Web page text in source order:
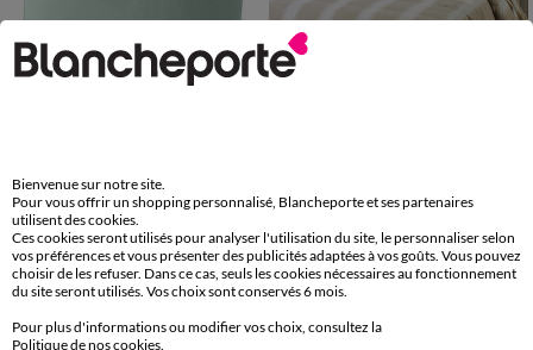
Housse de coussin unie bachette - lot de 2
15,98 € les 2
-50% dès 2 art Code 899013
Linge de lit Transat en coton imprimé
à partir de 9,99 €
-50% dès 2 art Code 899013
Bienvenue sur notre site.
Pour vous offrir un shopping personnalisé, Blancheporte et ses partenaires
utilisent des cookies.
Ces cookies seront utilisés pour analyser l'utilisation du site, le personnaliser selon
vos préférences et vous présenter des publicités adaptées à vos goûts. Vous pouvez
choisir de les refuser. Dans ce cas, seuls les cookies nécessaires au fonctionnement
du site seront utilisés. Vos choix sont conservés 6 mois.
Pour plus d'informations ou modifier vos choix, consultez la
Politique de nos cookies.